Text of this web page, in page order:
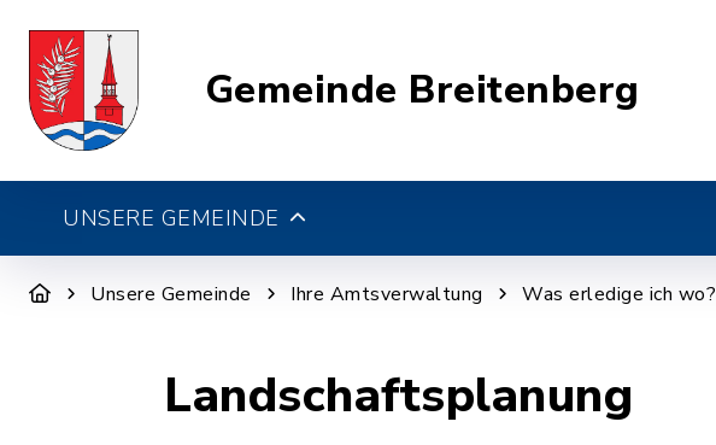
Gemeinde Breitenberg
UNSERE GEMEINDE
Unsere Gemeinde Ihre Amtsverwaltung Was erledige ich wo?
Landschaftsplanung